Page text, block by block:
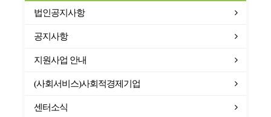
법인공지사항
공지사항
지원사업 안내
(사회서비스)사회적경제기업
센터소식